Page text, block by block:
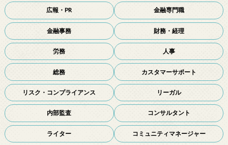
広報・PR 金融専門職
金融事務 財務・経理
労務 人事
総務 カスタマーサポート
リスク・コンプライアンス リーガル
内部監査 コンサルタント
ライター コミュニティマネージャー